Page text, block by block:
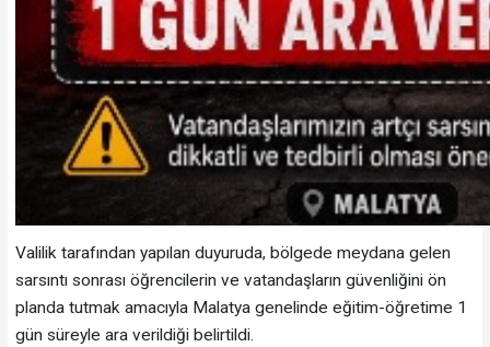
Valilik tarafından yapılan duyuruda, bölgede meydana gelen
sarsıntı sonrası öğrencilerin ve vatandaşların güvenliğini ön
planda tutmak amacıyla Malatya genelinde eğitim-öğretime 1
gün süreyle ara verildiği belirtildi.